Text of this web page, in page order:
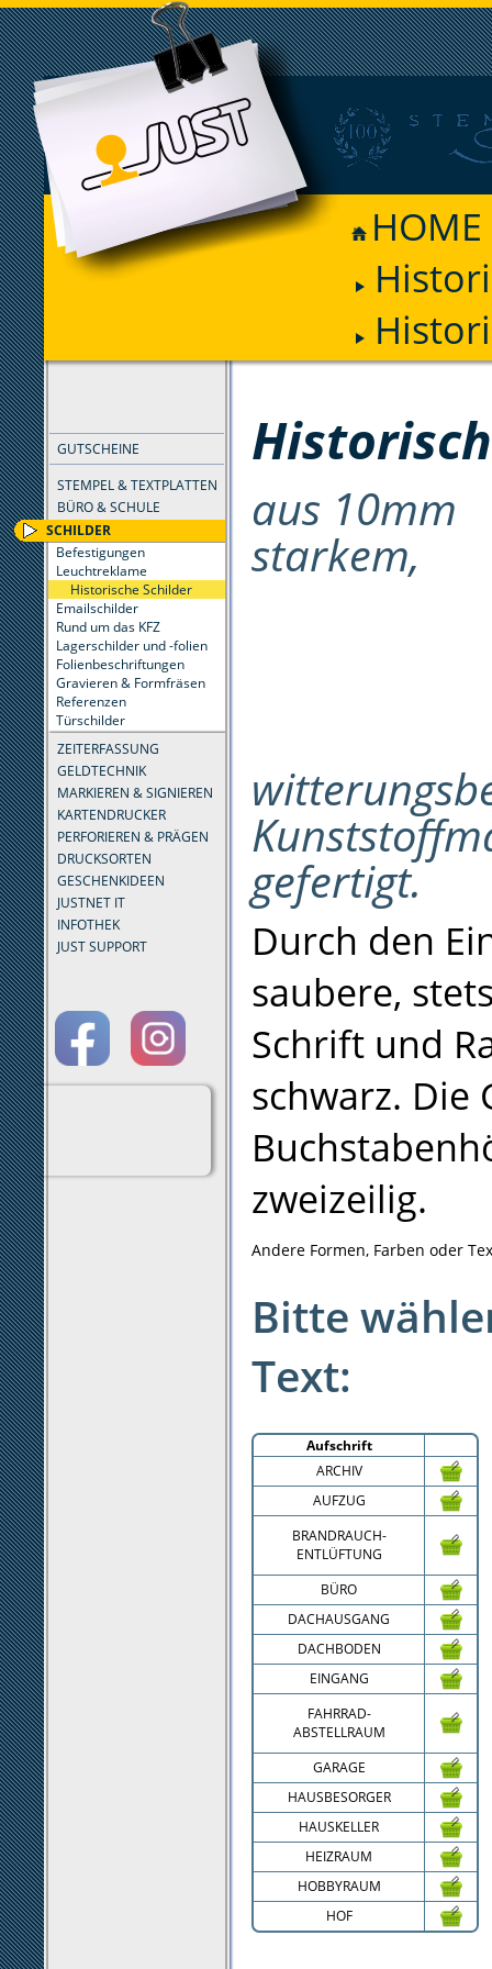
HOME
GUTSCHEINE
STEMPEL & TEXTPLATTEN
BÜRO & SCHULE
SCHILDER
Befestigungen
Leuchtreklame
Historische Schilder
Emailschilder
Rund um das KFZ
Lagerschilder und -folien
Folienbeschriftungen
Gravieren & Formfräsen
Referenzen
Türschilder
ZEITERFASSUNG
GELDTECHNIK
MARKIEREN & SIGNIEREN
KARTENDRUCKER
PERFORIEREN & PRÄGEN
DRUCKSORTEN
GESCHENKIDEEN
JUSTNET IT
INFOTHEK
JUST SUPPORT
aus 10mm
starkem,
gefertigt.
Durch den
saubere,
Schrift und
schwarz. Die
zweizeilig.
Andere Formen, Farben oder
Bitte
Text:
Aufschrift
ARCHIV
AUFZUG
BRANDRAUCH-
ENTLÜFTUNG
BÜRO
DACHAUSGANG
DACHBODEN
EINGANG
FAHRRAD-
ABSTELLRAUM
GARAGE
HAUSBESORGER
HAUSKELLER
HEIZRAUM
HOBBYRAUM
HOF